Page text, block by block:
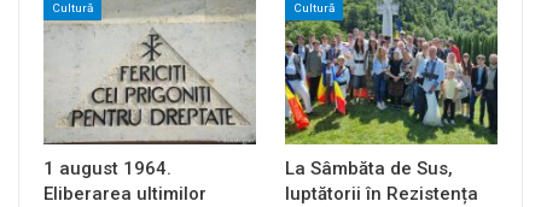
Cultură
1 august 1964.
Eliberarea ultimilor
Cultură
La Sâmbăta de Sus,
luptătorii în Rezistența